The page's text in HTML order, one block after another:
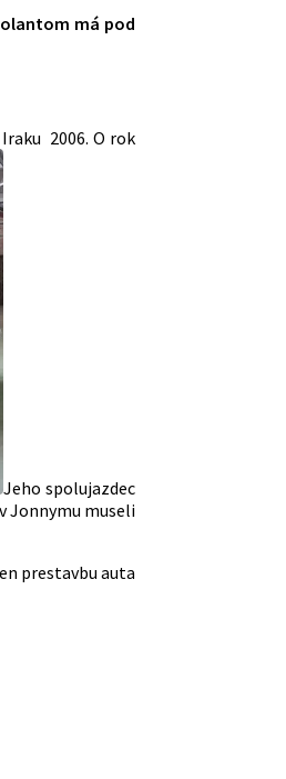
má pod
2006. O rok
Jeho spolujazdec
Jonnymu museli
prestavbu auta